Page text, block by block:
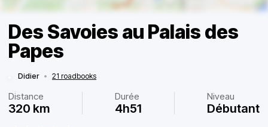
Des Savoies au Palais des
Papes
Didier • 21 roadbooks
Distance
320 km
Durée
4h51
Niveau
Débutant